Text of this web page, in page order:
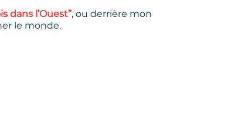
dans l’Ouest”, ou derrière mon
le monde.